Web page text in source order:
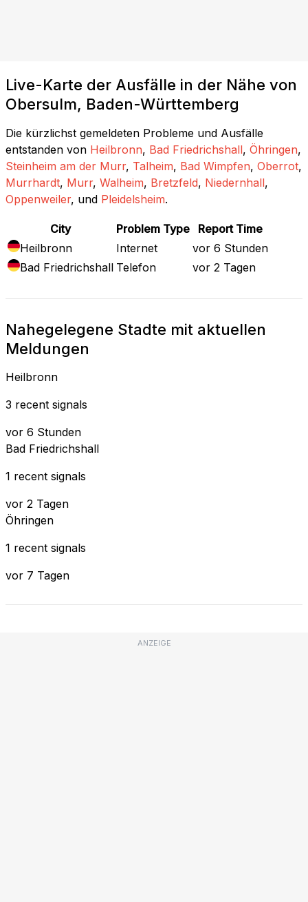
Live-Karte der Ausfälle in der Nähe von
Obersulm, Baden-Württemberg
Die kürzlichst gemeldeten Probleme und Ausfälle
entstanden von Heilbronn, Bad Friedrichshall, Öhringen,
Steinheim am der Murr, Talheim, Bad Wimpfen, Oberrot,
Murrhardt, Murr, Walheim, Bretzfeld, Niedernhall,
Oppenweiler, und Pleidelsheim.
City Problem Type
Report Time
Heilbronn
Internet
vor 6 Stunden
Bad Friedrichshall Telefon vor 2 Tagen
Nahegelegene Stadte mit aktuellen
Meldungen
Heilbronn
3 recent signals
vor 6 Stunden
Bad Friedrichshall
1 recent signals
vor 2 Tagen
Öhringen
1 recent signals
vor 7 Tagen
ANZEIGE